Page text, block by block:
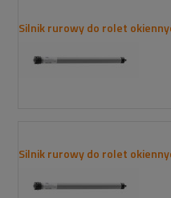
Silnik rurowy do rolet
Silnik rurowy do rolet